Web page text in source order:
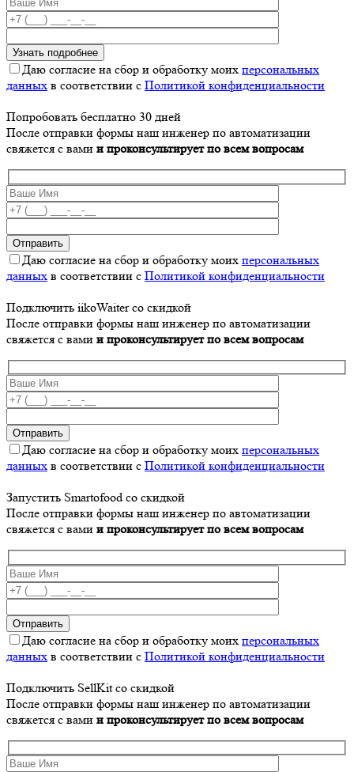
Даю согласие на сбор и обработку моих персональных
данных в соответствии с Политикой конфиденциальности
Попробовать бесплатно 30 дней
После отправки формы наш инженер по автоматизации
свяжется с вами и проконсультирует по всем вопросам
Даю согласие на сбор и обработку моих персональных
данных в соответствии с Политикой конфиденциальности
Подключить iikoWaiter со скидкой
После отправки формы наш инженер по автоматизации
свяжется с вами и проконсультирует по всем вопросам
Даю согласие на сбор и обработку моих персональных
данных в соответствии с Политикой конфиденциальности
Запустить Smartofood со скидкой
После отправки формы наш инженер по автоматизации
свяжется с вами и проконсультирует по всем вопросам
Даю согласие на сбор и обработку моих персональных
данных в соответствии с Политикой конфиденциальности
Подключить SellKit со скидкой
После отправки формы наш инженер по автоматизации
свяжется с вами и проконсультирует по всем вопросам